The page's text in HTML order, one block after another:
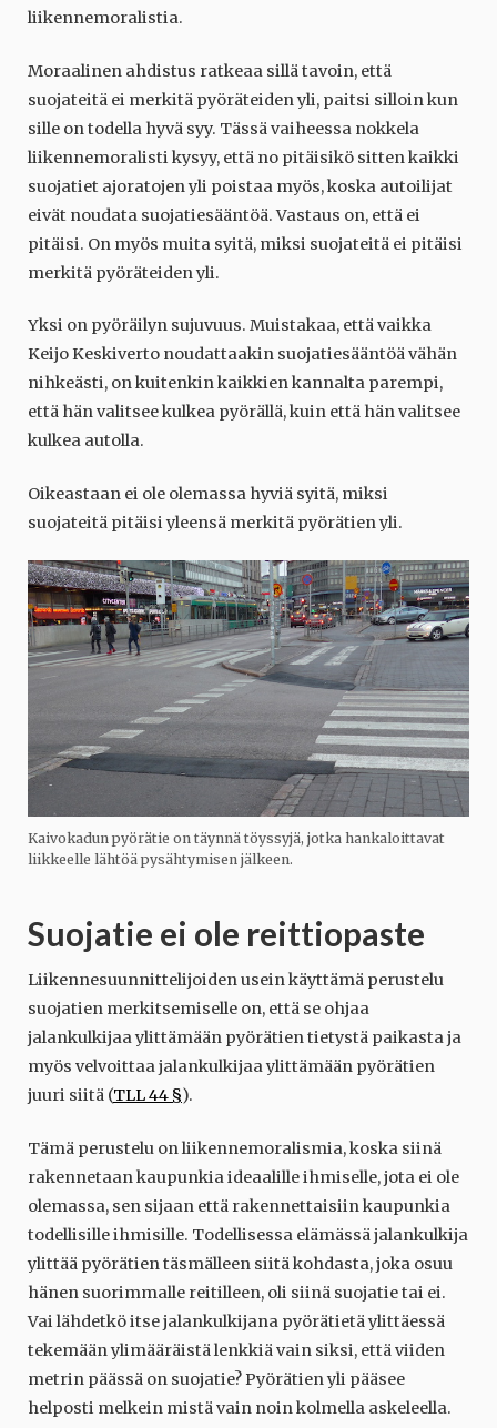
liikennemoralistia.
Moraalinen ahdistus ratkeaa sillä tavoin, että
suojateitä ei merkitä pyöräteiden yli, paitsi silloin kun
sille on todella hyvä syy. Tässä vaiheessa nokkela
liikennemoralisti kysyy, että no pitäisikö sitten kaikki
suojatiet ajoratojen yli poistaa myös, koska autoilijat
eivät noudata suojatiesääntöä. Vastaus on, että ei
pitäisi. On myös muita syitä, miksi suojateitä ei pitäisi
merkitä pyöräteiden yli.
Yksi on pyöräilyn sujuvuus. Muistakaa, että vaikka
Keijo Keskiverto noudattaakin suojatiesääntöä vähän
nihkeästi, on kuitenkin kaikkien kannalta parempi,
että hän valitsee kulkea pyörällä, kuin että hän valitsee
kulkea autolla.
Oikeastaan ei ole olemassa hyviä syitä, miksi
suojateitä pitäisi yleensä merkitä pyörätien yli.
Kaivokadun pyörätie on täynnä töyssyjä, jotka hankaloittavat
liikkeelle lähtöä pysähtymisen jälkeen.
Suojatie ei ole reittiopaste
Liikennesuunnittelijoiden usein käyttämä perustelu
suojatien merkitsemiselle on, että se ohjaa
jalankulkijaa ylittämään pyörätien tietystä paikasta ja
myös velvoittaa jalankulkijaa ylittämään pyörätien
juuri siitä (TLL 44 §).
Tämä perustelu on liikennemoralismia, koska siinä
rakennetaan kaupunkia ideaalille ihmiselle, jota ei ole
olemassa, sen sijaan että rakennettaisiin kaupunkia
todellisille ihmisille. Todellisessa elämässä jalankulkija
ylittää pyörätien täsmälleen siitä kohdasta, joka osuu
hänen suorimmalle reitilleen, oli siinä suojatie tai ei.
Vai lähdetkö itse jalankulkijana pyörätietä ylittäessä
tekemään ylimääräistä lenkkiä vain siksi, että viiden
metrin päässä on suojatie? Pyörätien yli pääsee
helposti melkein mistä vain noin kolmella askeleella.